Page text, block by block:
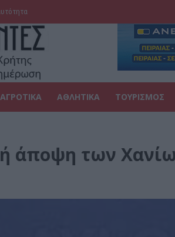
ΑΓΡΟΤΙΚΑ ΑΘΛΗΤΙΚΑ ΤΟΥΡΙΣΜΟΣ
άποψη των